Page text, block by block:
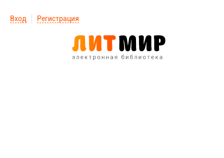
Вход Регистрация